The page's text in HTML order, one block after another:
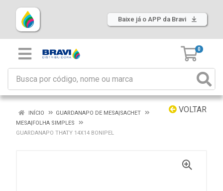
Baixe já o APP da Bravi
0
VOLTAR
INÍCIO
GUARDANAPO DE MESA|SACHET
MESA|FOLHA SIMPLES
GUARDANAPO THATY 14X14 BONIPEL